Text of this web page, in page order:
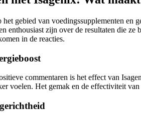
gebied van voedingssupplementen
enthousiast zijn over de resultaten die ze
in de reacties.
commentaren is het effect van
voelen. Het gemak en de effectiviteit